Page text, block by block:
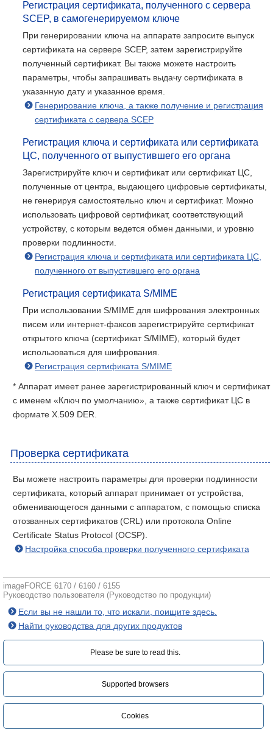
Регистрация сертификата, полученного с сервера
SCEP, в самогенерируемом ключе
При генерировании ключа на аппарате запросите выпуск
сертификата на сервере SCEP, затем зарегистрируйте
полученный сертификат. Вы также можете настроить
параметры, чтобы запрашивать выдачу сертификата в
указанную дату и указанное время.
Генерирование ключа, а также получение и регистрация
сертификата с сервера SCEP
Регистрация ключа и сертификата или сертификата
ЦС, полученного от выпустившего его органа
Зарегистрируйте ключ и сертификат или сертификат ЦС,
полученные от центра, выдающего цифровые сертификаты,
не генерируя самостоятельно ключ и сертификат. Можно
использовать цифровой сертификат, соответствующий
устройству, с которым ведется обмен данными, и уровню
проверки подлинности.
Регистрация ключа и сертификата или сертификата ЦС,
полученного от выпустившего его органа
Регистрация сертификата S/MIME
При использовании S/MIME для шифрования электронных
писем или интернет-факсов зарегистрируйте сертификат
открытого ключа (сертификат S/MIME), который будет
использоваться для шифрования.
Регистрация сертификата S/MIME
* Аппарат имеет ранее зарегистрированный ключ и сертификат
с именем «Ключ по умолчанию», а также сертификат ЦС в
формате X.509 DER.
Проверка сертификата
Вы можете настроить параметры для проверки подлинности
сертификата, который аппарат принимает от устройства,
обменивающегося данными с аппаратом, с помощью списка
отозванных сертификатов (CRL) или протокола Online
Certificate Status Protocol (OCSP).
Настройка способа проверки полученного сертификата
imageFORCE 6170 / 6160 / 6155
Руководство пользователя (Руководство по продукции)
Если вы не нашли то, что искали, поищите здесь.
Найти руководства для других продуктов
Please be sure to read this.‎
Supported browsers
Cookies